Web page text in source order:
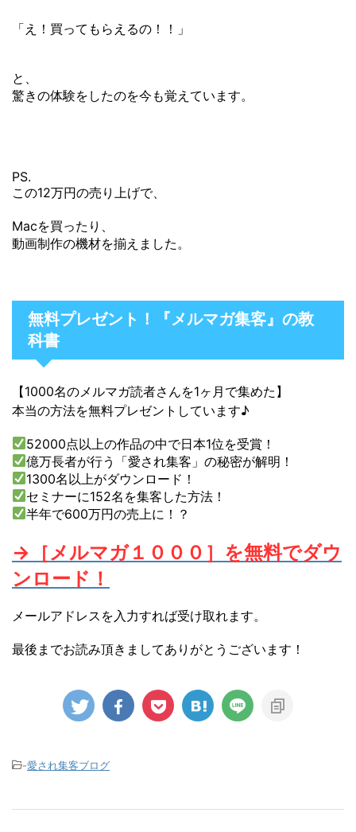
「え！買ってもらえるの！！」
と、
驚きの体験をしたのを今も覚えています。
PS.
この12万円の売り上げで、
Macを買ったり、
動画制作の機材を揃えました。
無料プレゼント！『メルマガ集客』の教
科書
【1000名のメルマガ読者さんを1ヶ月で集めた】
本当の方法を無料プレゼントしています♪
52000点以上の作品の中で日本1位を受賞！
億万長者が行う「愛され集客」の秘密が解明！
1300名以上がダウンロード！
セミナーに152名を集客した方法！
半年で600万円の売上に！？
→［メルマガ１０００］を無料でダウ
ンロード！
メールアドレスを入力すれば受け取れます。
最後までお読み頂きましてありがとうございます！
-愛され集客ブログ